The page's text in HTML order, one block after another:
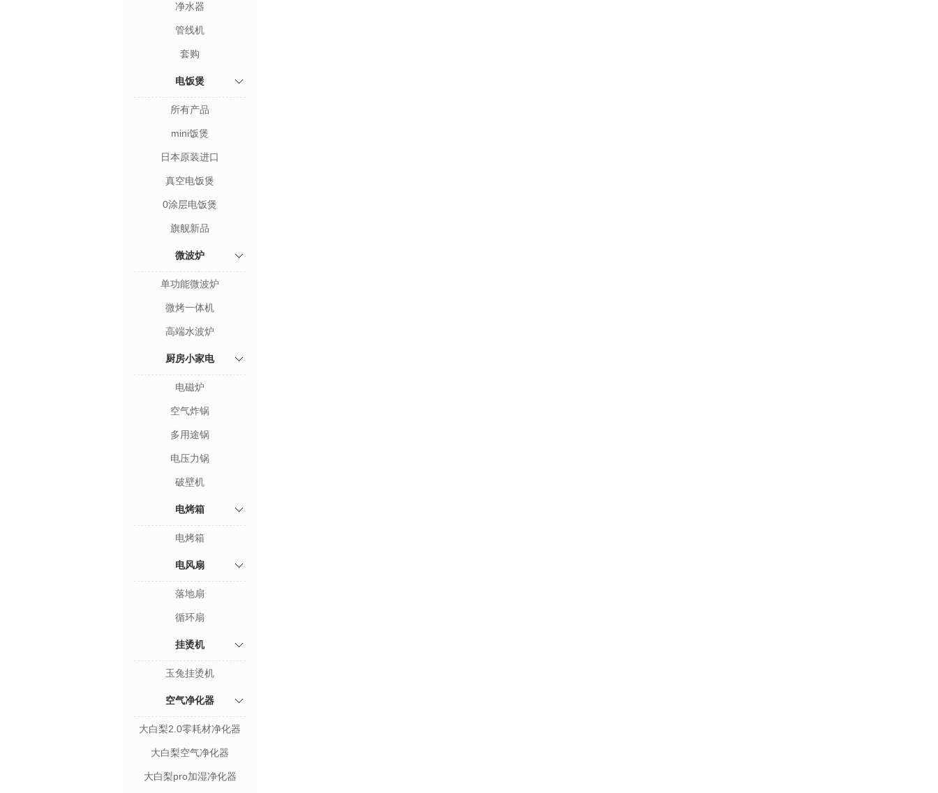
净水器
管线机
套购
电饭煲
所有产品
mini饭煲
日本原装进口
真空电饭煲
0涂层电饭煲
旗舰新品
微波炉
单功能微波炉
微烤一体机
高端水波炉
厨房小家电
电磁炉
空气炸锅
多用途锅
电压力锅
破壁机
电烤箱
电烤箱
电风扇
落地扇
循环扇
挂烫机
玉兔挂烫机
空气净化器
大白梨2.0零耗材净化器
大白梨空气净化器
大白梨pro加湿净化器